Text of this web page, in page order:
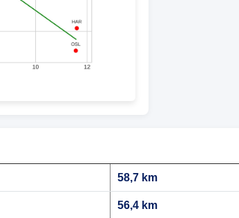
58,7 km
56,4 km